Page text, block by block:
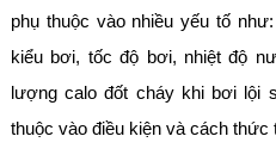
phụ thuộc vào nhiều yếu tố
kiểu bơi, tốc độ bơi, nhiệt độ
lượng calo đốt cháy khi bơi lội
thuộc vào điều kiện và cách thức